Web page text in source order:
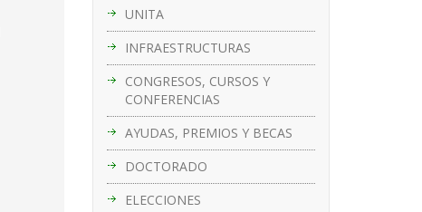
UNITA
INFRAESTRUCTURAS
CONGRESOS, CURSOS Y
CONFERENCIAS
AYUDAS, PREMIOS Y BECAS
DOCTORADO
ELECCIONES